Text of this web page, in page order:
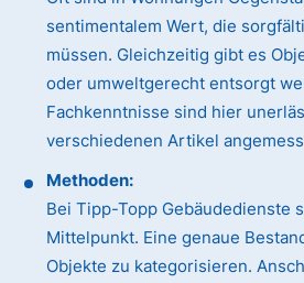
sentimentalem Wert, die
müssen. Gleichzeitig gibt es
oder umweltgerecht entsorgt
Fachkenntnisse sind hier
verschiedenen Artikel
Methoden:
Bei Tipp-Topp Gebäudedienste
Mittelpunkt. Eine genaue
Objekte zu kategorisieren.